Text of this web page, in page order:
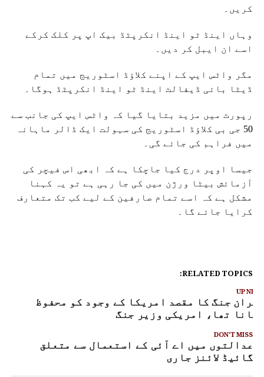
کریں۔
وہاں اینڈ ٹو اینڈ انکرپٹڈ بیک اپ پر کلک کرکے
اسے ان ایبل کر دیں۔
مگر واٹس ایپ کے اپنے کلاؤڈ اسٹوریج میں تمام
ڈیٹا بائی ڈیفالٹ اینڈ ٹو اینڈ انکرپٹڈ ہوگا۔
رپورٹ میں مزید بتایا گیا کہ واٹس ایپ کی جانب سے
50 جی بی کلاؤڈ اسٹوریج کی سہولت ایک ڈالر ماہانہ
میں فراہم کی جائے گی۔
جیسا اوپر درج کیا جاچکا ہے کہ ابھی اس فیچر کی
آزمائش بیٹا ورژن میں کی جا رہی ہے تو یہ کہنا
مشکل ہے کہ اسے تمام صارفین کے لیے کب تک متعارف
کرایا جائے گا۔
RELATED TOPICS:
UP
جنگ کا مقصد امریکا کے وجود کو محفوظ
تھا، امریکی وزیر جنگ
DON'T MISS
عدالتوں میں اے آئی کے استعمال سے متعلق
گائیڈ لائنز جاری